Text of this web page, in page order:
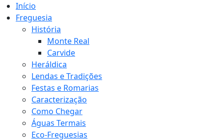
Início
Freguesia
História
Monte Real
Carvide
Heráldica
Lendas e Tradições
Festas e Romarias
Caracterização
Como Chegar
Águas Termais
Eco-Freguesias